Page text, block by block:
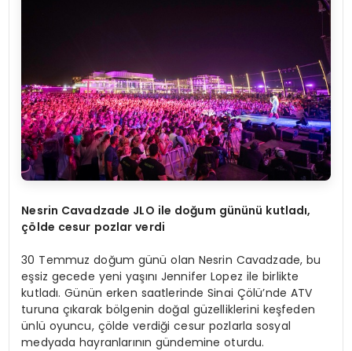
Nesrin Cavadzade JLO ile doğum gününü kutladı,
çölde cesur pozlar verdi
30 Temmuz doğum günü olan Nesrin Cavadzade, bu
eşsiz gecede yeni yaşını Jennifer Lopez ile birlikte
kutladı. Günün erken saatlerinde Sinai Çölü’nde ATV
turuna çıkarak bölgenin doğal güzelliklerini keşfeden
ünlü oyuncu, çölde verdiği cesur pozlarla sosyal
medyada hayranlarının gündemine oturdu.